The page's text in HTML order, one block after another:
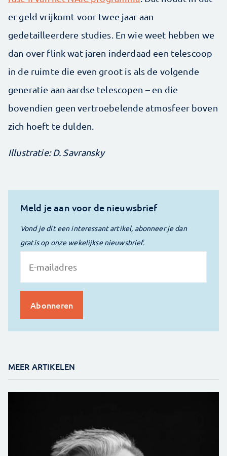
er geld vrijkomt voor twee jaar aan
gedetailleerdere studies. En wie weet hebben we
dan over flink wat jaren inderdaad een telescoop
in de ruimte die even groot is als de volgende
generatie aan aardse telescopen – en die
bovendien geen vertroebelende atmosfeer boven
zich hoeft te dulden.
Illustratie: D. Savransky
Meld je aan voor de nieuwsbrief
Vond je dit een interessant artikel, abonneer je dan
gratis op onze wekelijkse nieuwsbrief.
MEER ARTIKELEN